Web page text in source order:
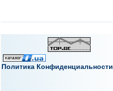
Политика Конфиденциальности